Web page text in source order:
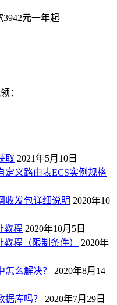
3942元一年起
：
取 2021年5月10日
定义路由表ECS实例规格
收发包详细说明 2020年10
教程 2020年10月5日
程（限制条件）
2020年
么解决？
2020年8月14
库吗？
2020年7月29日